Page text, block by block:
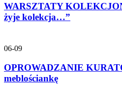
WARSZTATY
żyje kolekcja…”
06-09
OPROWADZANIE
meblościankę